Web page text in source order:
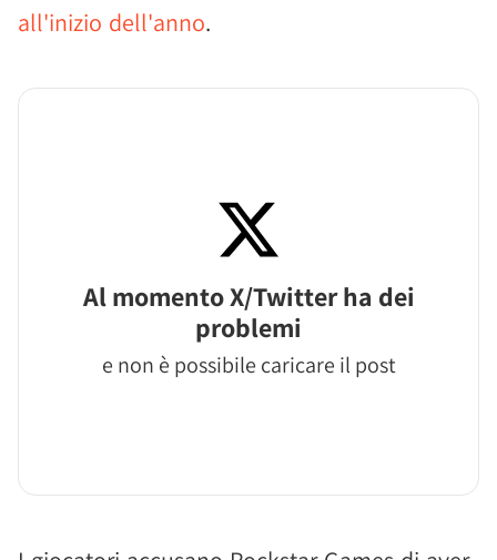
all'inizio dell'anno.
Al momento X/Twitter ha dei
problemi
e non è possibile caricare il post